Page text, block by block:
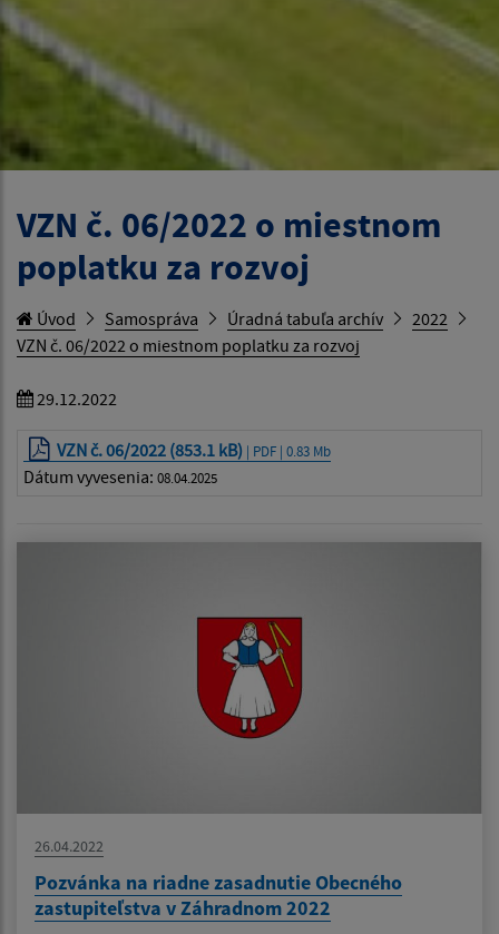
VZN č. 06/2022 o miestnom
poplatku za rozvoj
Úvod Samospráva Úradná tabuľa archív
2022
VZN č. 06/2022 o miestnom poplatku za rozvoj
29.12.2022
VZN č. 06/2022 (853.1 kB) | PDF | 0.83 Mb
Dátum vyvesenia: 08.04.2025
26.04.2022
Pozvánka na riadne zasadnutie Obecného
zastupiteľstva v Záhradnom 2022